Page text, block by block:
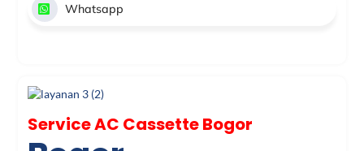
Whatsapp
Service AC Cassette Bogor